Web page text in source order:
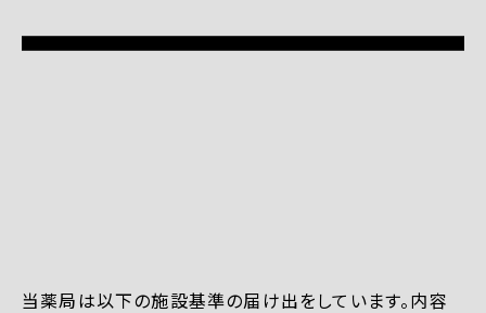
当薬局は以下の施設基準の届け出をしています。内容